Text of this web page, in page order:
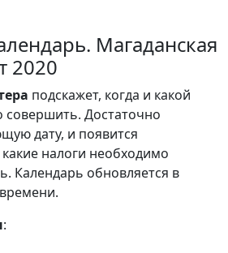
Магаданская
2020
подскажет, когда и какой
Достаточно
дату, и появится
налоги необходимо
Календарь обновляется в
: